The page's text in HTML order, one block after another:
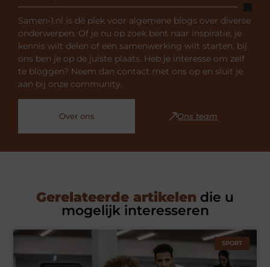
Samen-1.nl is dé plek voor algemene blogs over diverse
onderwerpen. Of je nu op zoek bent naar inspiratie, je
kennis wilt delen of een samenwerking wilt starten, bij
ons ben je op de juiste plaats. Heb je interesse om zelf
te bloggen? Neem dan contact met ons op en sluit je
aan bij onze community.
Over ons Ons team
Gerelateerde artikelen die u
mogelijk interesseren
SPORT